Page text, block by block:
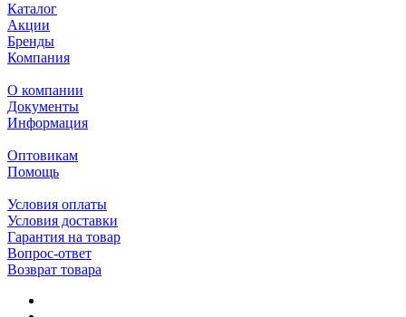
Каталог
Акции
Бренды
Компания
О компании
Документы
Информация
Оптовикам
Помощь
Условия оплаты
Условия доставки
Гарантия на товар
Вопрос-ответ
Возврат товара